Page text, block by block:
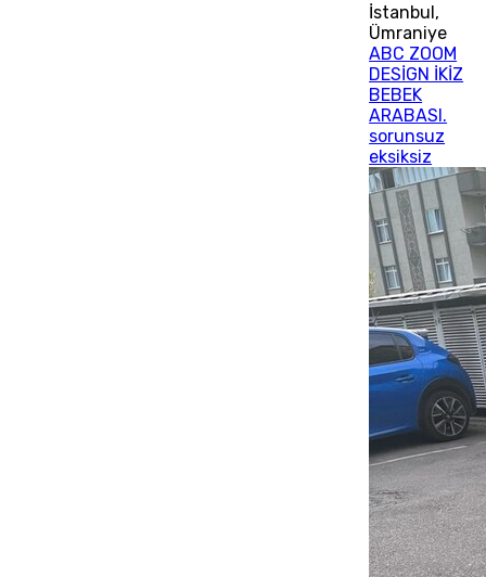
İstanbul,
Ümraniye
ABC ZOOM
DESİGN İKİZ
BEBEK
ARABASI.
sorunsuz
eksiksiz